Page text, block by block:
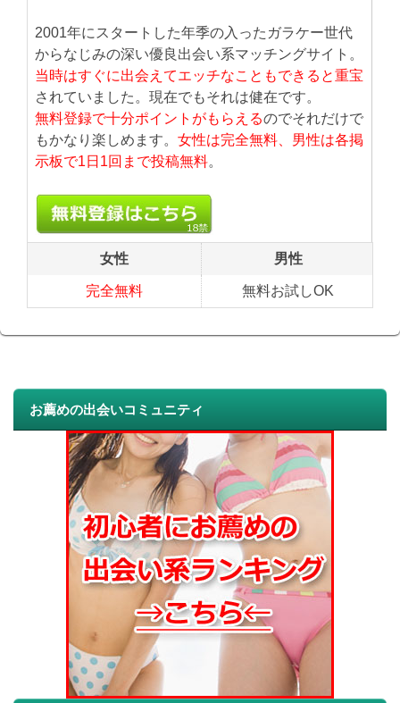
2001年にスタートした年季の入ったガラケー世代
からなじみの深い優良出会い系マッチングサイト。
当時はすぐに出会えてエッチなこともできると重宝
されていました。現在でもそれは健在です。
無料登録で十分ポイントがもらえるのでそれだけで
もかなり楽しめます。 女性は完全無料、男性は各掲
示板で1日1回まで投稿無料。
女性 男性
完全無料 無料お試しOK
お薦めの出会いコミュニティ